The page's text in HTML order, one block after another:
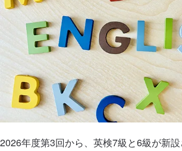
2026年度第3回から、英検7級と6級が新設